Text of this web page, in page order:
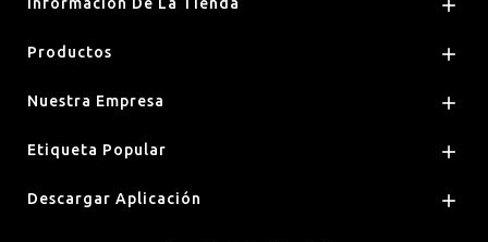

Productos 
Nuestra Empresa 
Etiqueta Popular 
Descargar Aplicación 